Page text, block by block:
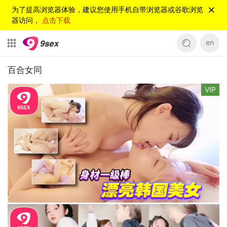
为了提高浏览器体验，建议您使用手机自带浏览器或谷歌浏览
器访问， 点击下载
en
百合女同
VIP